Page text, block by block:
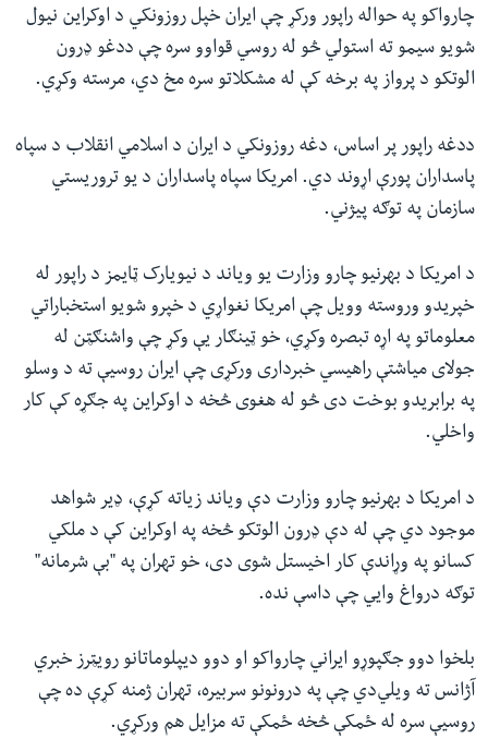
چارواکو په حواله راپور ورکړ چې ایران خپل روزونکي د اوکراین نیول
شویو سیمو ته استولي څو له روسي قواوو سره چې ددغو ډرون
الوتکو د پرواز په برخه کې له مشکلاتو سره مخ دي، مرسته وکړي.
ددغه راپور پر اساس، دغه روزونکي د ایران د اسلامي انقلاب د سپاه
پاسداران پورې اړوند دي. امریکا سپاه پاسداران د یو تروریستي
سازمان په توګه پيژني.
د امریکا د بهرنیو چارو وزارت یو ویاند د نیویارک ټایمز د راپور له
خپریدو وروسته وویل چې امریکا نغواړي د خپرو شویو استخباراتي
معلوماتو په اړه تبصره وکړي، خو ټینګار یې وکړ چې واشنګټن له
جولای میاشتې راهیسي خبرداری ورکړی چې ایران روسیې ته د وسلو
په برابریدو بوخت دی څو له هغوی څخه د اوکراین په جګړه کې کار
واخلي.
د امریکا د بهرنیو چارو وزارت دې ویاند زیاته کړې، ډیر شواهد
موجود دي چې له دې ډرون الوتکو څخه په اوکراین کې د ملکي
کسانو په وړاندې کار اخیستل شوی دی، خو تهران په "بې شرمانه"
توګه درواغ وایي چې داسې نده.
بلخوا دوو جګپوړو ایراني چارواکو او دوو دیپلوماتانو رویټرز خبري
آژانس ته ویلي‌دي چې په درونونو سربیره، تهران ژمنه کړې ده چې
روسیې سره له ځمکې څخه ځمکې ته مزایل هم ورکړي.